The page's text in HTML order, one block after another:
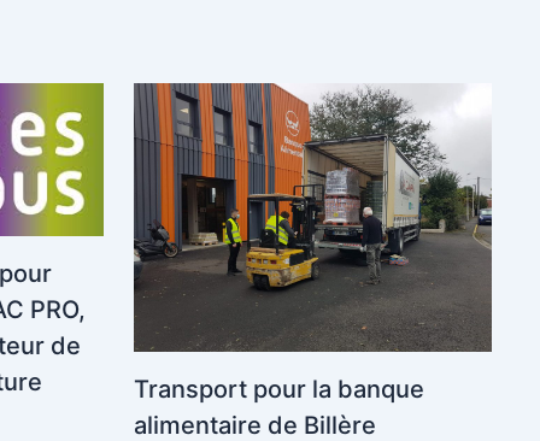
PRO,
de
Transport pour la banque
alimentaire de Billère